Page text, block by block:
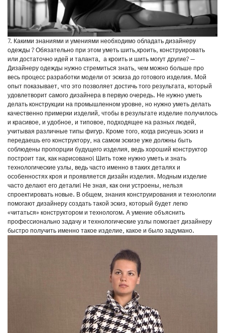
7. Какими знаниями и умениями необходимо обладать дизайнеру
одежды ? Обязательно при этом уметь шить,кроить, конструировать
или достаточно идей и таланта, а кроить и шить могут другие? —
Дизайнеру одежды нужно стремиться знать, чем можно больше про
весь процесс разработки модели от эскиза до готового изделия. Мой
опыт показывает, что это позволяет достичь того результата, который
удовлетворит самого дизайнера в первую очередь. Не нужно уметь
делать конструкции на промышленном уровне, но нужно уметь делать
качественно примерки изделий, чтобы в результате изделие получилось
и красивое, и удобное, и типовое, подходящее на разных людей,
учитывая различные типы фигур. Кроме того, когда рисуешь эскиз и
передаешь его конструктору, на самом эскизе уже должны быть
соблюдены пропорции будущего изделия, ведь хороший конструктор
построит так, как нарисовано! Шить тоже нужно уметь и знать
технологические узлы, ведь часто именно в таких деталях и
особенностях кроя и проявляется дизайн изделия. Модным изделие
часто делают его детали! Не зная, как они устроены, нельзя
спроектировать новые. В общем, знания конструирования и технологии
помогают дизайнеру создать такой эскиз, который будет легко
«читаться» конструктором и технологом. А умение объяснить
профессионально задачу и технологические узлы помогает дизайнеру
быстро получить именно такое изделие, какое и было задумано.